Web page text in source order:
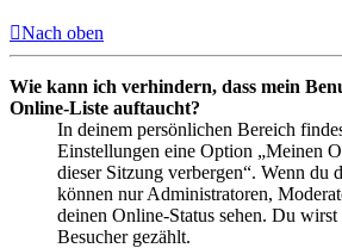
Nach oben
Wie kann ich verhindern, dass mein
Online-Liste auftaucht?
In deinem persönlichen Bereich
Einstellungen eine Option „Meinen
dieser Sitzung verbergen“. Wenn du
können nur Administratoren,
deinen Online-Status sehen. Du wirst
Besucher gezählt.